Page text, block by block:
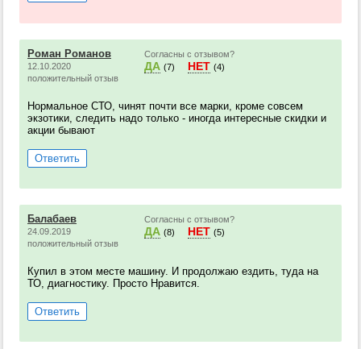
Роман Романов
12.10.2020
положительный отзыв
Согласны с отзывом?
ДА (7) НЕТ (4)
Нормальное СТО, чинят почти все марки, кроме совсем
экзотики, следить надо только - иногда интересные скидки и
акции бывают
Ответить
Балабаев
24.09.2019
положительный отзыв
Согласны с отзывом?
ДА (8) НЕТ (5)
Купил в этом месте машину. И продолжаю ездить, туда на
ТО, диагностику. Просто Нравится.
Ответить